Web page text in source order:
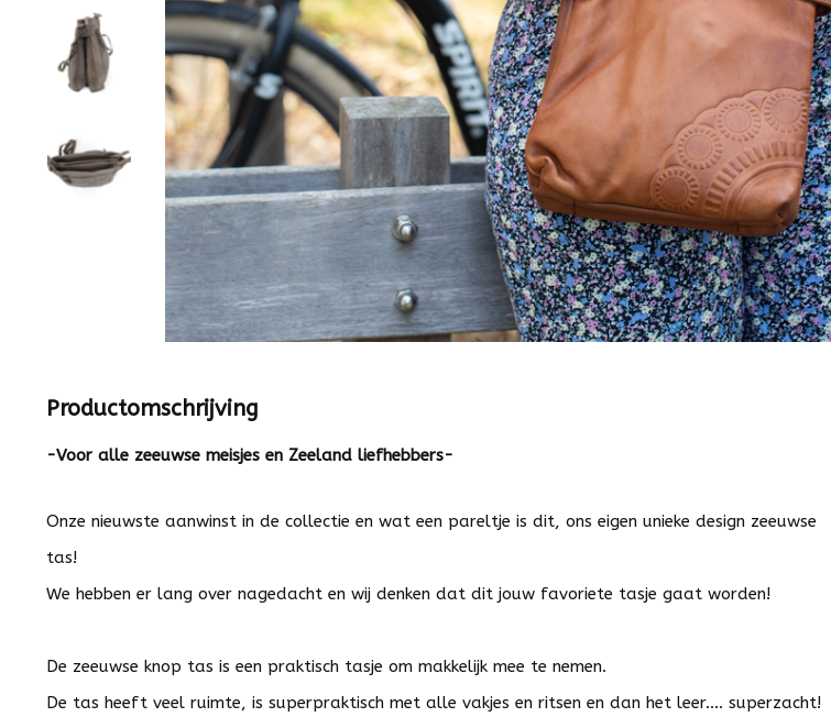
Productomschrijving
-Voor alle zeeuwse meisjes en Zeeland liefhebbers-
Onze nieuwste aanwinst in de collectie en wat een pareltje is dit, ons eigen unieke design zeeuwse
tas!
We hebben er lang over nagedacht en wij denken dat dit jouw favoriete tasje gaat worden!
De zeeuwse knop tas is een praktisch tasje om makkelijk mee te nemen.
De tas heeft veel ruimte, is superpraktisch met alle vakjes en ritsen en dan het leer.... superzacht!